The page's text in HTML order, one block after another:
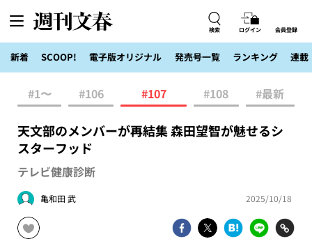
検索 ログイン 会員登録
新着 SCOOP! 電子版オリジナル 発売号一覧 ランキング 連載
#1〜 #106 #107 #108 #最新
天文部のメンバーが再結集 森田望智が魅せるシ
スターフッド
テレビ健康診断
亀和田 武 2025/10/18